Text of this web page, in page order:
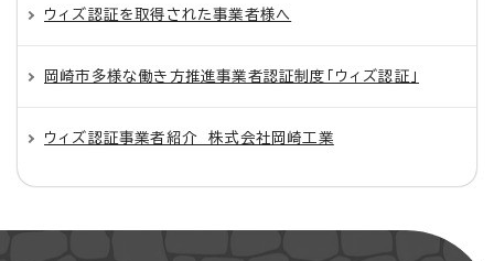
ウィズ認証を取得された事業者様へ
岡崎市多様な働き方推進事業者認証制度「ウィズ認証」
ウィズ認証事業者紹介 株式会社岡崎工業